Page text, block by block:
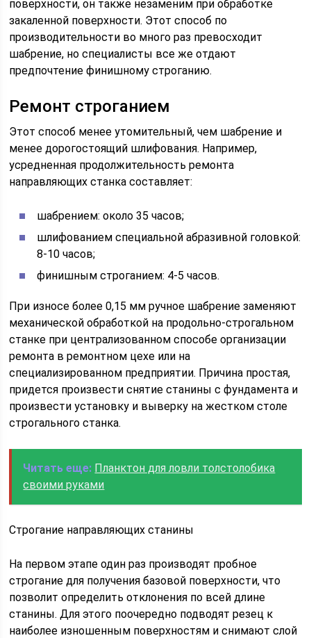
поверхности, он также незаменим при обработке
закаленной поверхности. Этот способ по
производительности во много раз превосходит
шабрение, но специалисты все же отдают
предпочтение финишному строганию.
Ремонт строганием
Этот способ менее утомительный, чем шабрение и
менее дорогостоящий шлифования. Например,
усредненная продолжительность ремонта
направляющих станка составляет:
шабрением: около 35 часов;
шлифованием специальной абразивной головкой:
8-10 часов;
финишным строганием: 4-5 часов.
При износе более 0,15 мм ручное шабрение заменяют
механической обработкой на продольно-строгальном
станке при централизованном способе организации
ремонта в ремонтном цехе или на
специализированном предприятии. Причина простая,
придется произвести снятие станины с фундамента и
произвести установку и выверку на жестком столе
строгального станка.
Читать еще: Планктон для ловли толстолобика
своими руками
Строгание направляющих станины
На первом этапе один раз производят пробное
строгание для получения базовой поверхности, что
позволит определить отклонения по всей длине
станины. Для этого поочередно подводят резец к
наиболее изношенным поверхностям и снимают слой